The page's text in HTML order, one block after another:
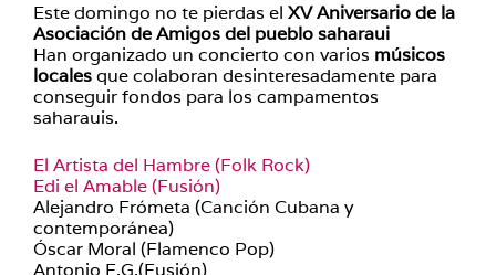
Este domingo no te pierdas el XV Aniversario de la
Asociación de Amigos del pueblo saharaui
Han organizado un concierto con varios músicos
localesque colaboran desinteresadamente para
conseguir fondos para los campamentos
saharauis.
El Artista del Hambre (Folk Rock)
Edi el Amable (Fusión)
Alejandro Frómeta (Canción Cubana y
contemporánea)
Óscar Moral (Flamenco Pop)
Antonio F.G.(Fusión)